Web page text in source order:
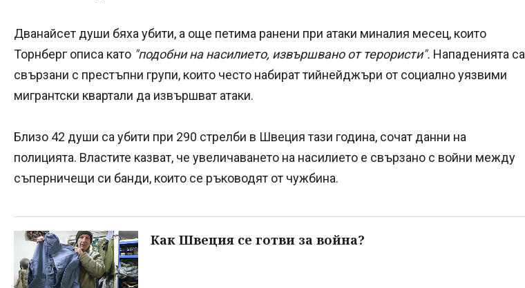
Дванайсет души бяха убити, а още петима ранени при атаки миналия месец, които
Торнберг описа като "подобни на насилието, извършвано от терористи". Нападенията са
свързани с престъпни групи, които често набират тийнейджъри от социално уязвими
мигрантски квартали да извършват атаки.
Близо 42 души са убити при 290 стрелби в Швеция тази година, сочат данни на
полицията. Властите казват, че увеличаването на насилието е свързано с войни между
съперничещи си банди, които се ръководят от чужбина.
Как Швеция се готви за война?